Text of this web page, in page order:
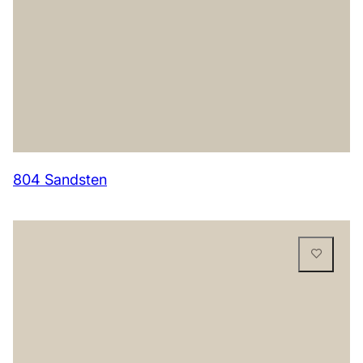
804 Sandsten